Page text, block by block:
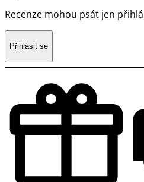
Recenze mohou psát jen
Přihlásit se